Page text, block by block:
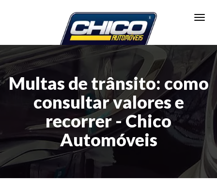
Multas de trânsito: como
consultar valores e
recorrer - Chico
Automóveis